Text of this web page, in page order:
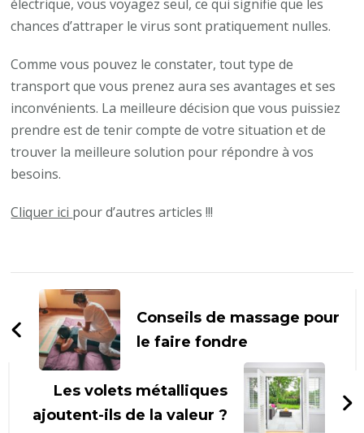
électrique, vous voyagez seul, ce qui signifie que les
chances d’attraper le virus sont pratiquement nulles.
Comme vous pouvez le constater, tout type de
transport que vous prenez aura ses avantages et ses
inconvénients. La meilleure décision que vous puissiez
prendre est de tenir compte de votre situation et de
trouver la meilleure solution pour répondre à vos
besoins.
Cliquer ici pour d’autres articles !!!
Navigation
d'article
Conseils de massage pour
le faire fondre
Les volets métalliques
ajoutent-ils de la valeur ?